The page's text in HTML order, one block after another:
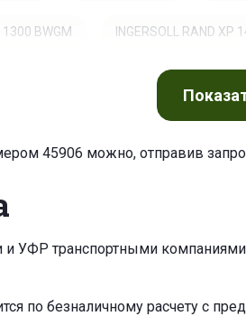
1300 BWGM INGERSOLL RAND XP
PLAISANCE EQPT GALOTRAX GX
45906 можно, отправив
УФР транспортными
по безналичному расчету с